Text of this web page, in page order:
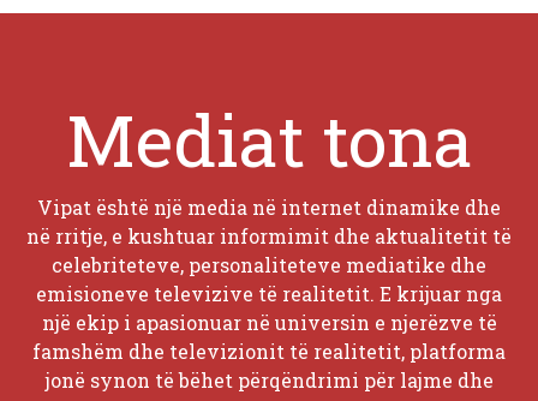
Mediat tona
Vipat është një media në internet dinamike dhe
në rritje, e kushtuar informimit dhe aktualitetit të
celebriteteve, personaliteteve mediatike dhe
emisioneve televizive të realitetit. E krijuar nga
një ekip i apasionuar në universin e njerëzve të
famshëm dhe televizionit të realitetit, platforma
jonë synon të bëhet përqëndrimi për lajme dhe